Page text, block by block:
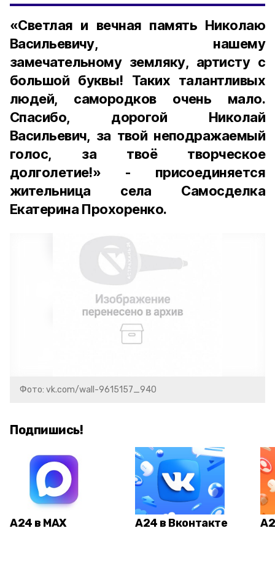
«Светлая и вечная память Николаю
Васильевичу, нашему
замечательному земляку, артисту с
большой буквы! Таких талантливых
людей, самородков очень мало.
Спасибо, дорогой Николай
Васильевич, за твой неподражаемый
голос, за твоё творческое
долголетие!» - присоединяется
жительница села Самосделка
Екатерина Прохоренко.
Фото: vk.com/wall-9615157_940
Подпишись!
А24 в MAX А24 в Вконтакте